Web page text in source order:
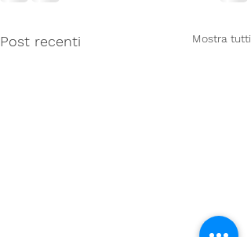
Post recenti Mostra tutti